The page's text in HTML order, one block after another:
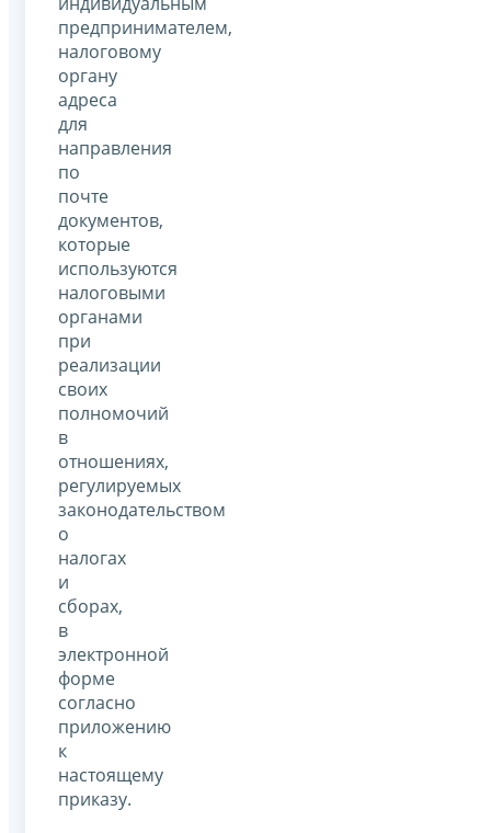
предпринимателем,
налоговому
органу
адреса
для
направления
по
почте
документов,
которые
используются
налоговыми
органами
при
реализации
своих
полномочий
в
отношениях,
регулируемых
законодательством
о
налогах
и
сборах,
в
электронной
форме
согласно
приложению
к
настоящему
приказу.